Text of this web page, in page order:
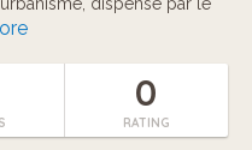
et de l’Environnement
la Beauce à Orgères-en-
de l’Architecture et du
départementales du
0
RATING